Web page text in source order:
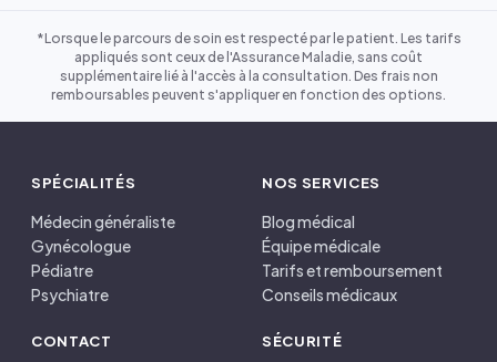
*Lorsque le parcours de soin est respecté par le patient. Les tarifs
appliqués sont ceux de l'Assurance Maladie, sans coût
supplémentaire lié à l'accès à la consultation. Des frais non
remboursables peuvent s'appliquer en fonction des options.
SPÉCIALITÉS
Médecin généraliste
Gynécologue
Pédiatre
Psychiatre
NOS SERVICES
Blog médical
Équipe médicale
Tarifs et remboursement
Conseils médicaux
CONTACT SÉCURITÉ